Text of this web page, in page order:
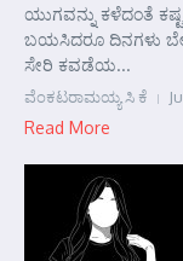
ಯುಗವನ್ನು ಕಳೆದಂತೆ
ಬಯಸಿದರೂ ದಿನಗಳು
ಸೇರಿ ಕವಡೆಯ...
ವೆಂಕಟರಾಮಯ್ಯ ಸಿ ಕೆ
Read More